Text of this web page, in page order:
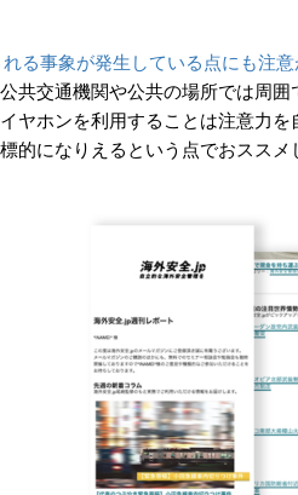
る事象が発生している点にも注
共交通機関や公共の場所では周
ヤホンを利用することは注意力
的になりえるという点でおススメ